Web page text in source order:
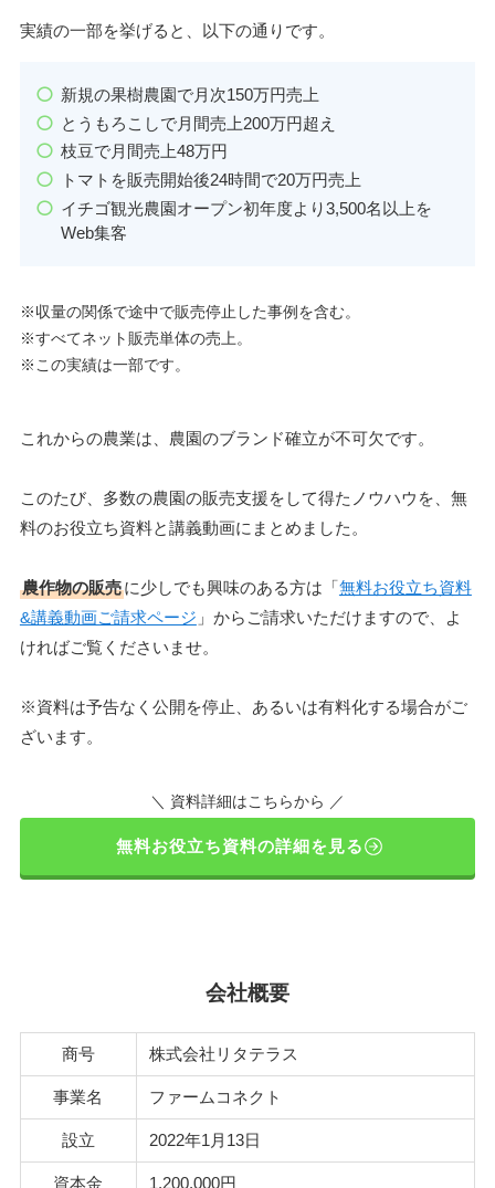
実績の一部を挙げると、以下の通りです。
新規の果樹農園で月次150万円売上
とうもろこしで月間売上200万円超え
枝豆で月間売上48万円
トマトを販売開始後24時間で20万円売上
イチゴ観光農園オープン初年度より3,500名以上を
Web集客
※収量の関係で途中で販売停止した事例を含む。
※すべてネット販売単体の売上。
※この実績は一部です。
これからの農業は、農園のブランド確立が不可欠です。
このたび、多数の農園の販売支援をして得たノウハウを、無
料のお役立ち資料と講義動画にまとめました。
農作物の販売に少しでも興味のある方は「無料お役立ち資料
&講義動画ご請求ページ 」からご請求いただけますので、よ
ければご覧くださいませ。
※資料は予告なく公開を停止、あるいは有料化する場合がご
ざいます。
＼ 資料詳細はこちらから ／
無料お役立ち資料の詳細を見る
会社概要
商号 株式会社リタテラス
事業名 ファームコネクト
設立 2022年1月13日
資本金 1,200,000円